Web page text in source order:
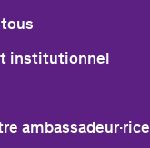
institutionnel
ambassadeur·rice